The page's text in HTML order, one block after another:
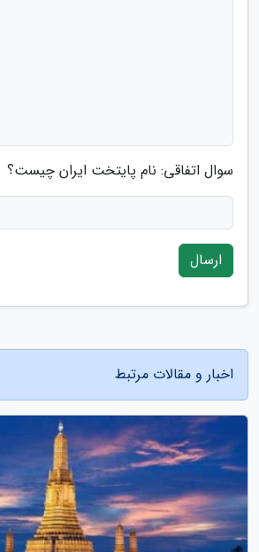
سوال اتفاقی: نام پایتخت ایران چیست؟
ارسال
اخبار و مقالات مرتبط